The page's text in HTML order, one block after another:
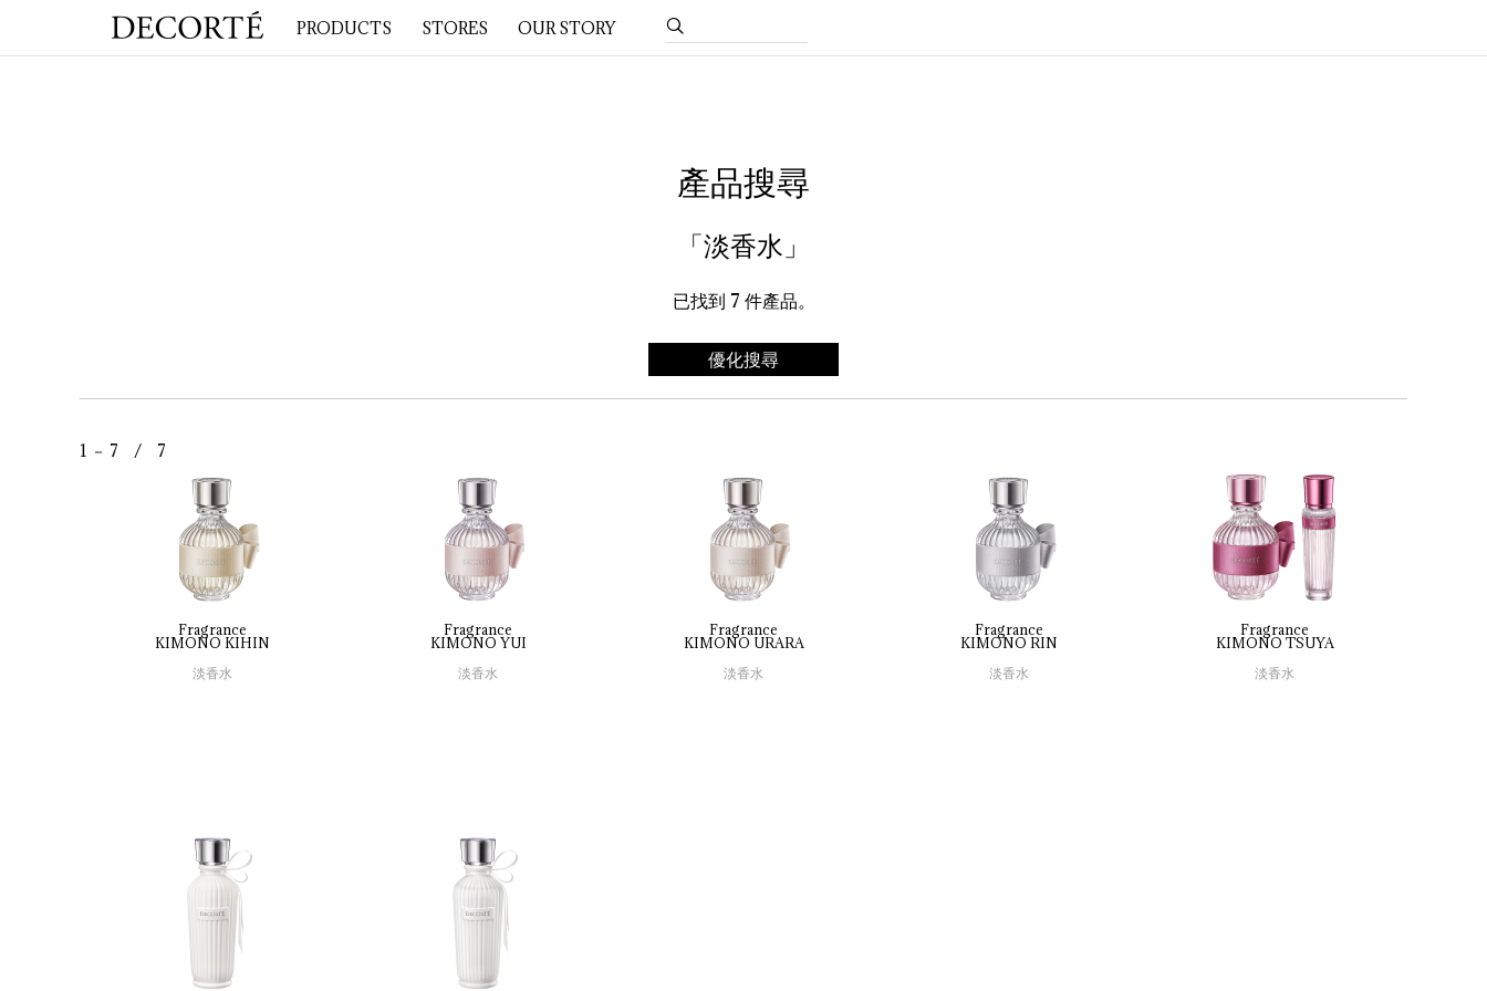
PRODUCTS STORES OUR STORY
產品搜尋
「淡香水」
已找到 7 件產品。
優化搜尋
1 － 7 / 7
Fragrance
KIMONO KIHIN
淡香水
Fragrance
KIMONO YUI
淡香水
Fragrance
KIMONO URARA
淡香水
Fragrance
KIMONO RIN
淡香水
Fragrance
KIMONO TSUYA
淡香水